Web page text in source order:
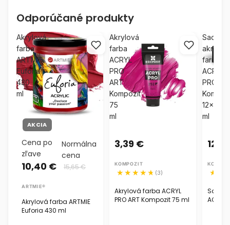
Odporúčané produkty
Akrylová
farba
ARTMIE
Euforia
430
ml
AKCIA
Akrylová farba ARTMIE
Euforia 430 ml
Cena po
zľave
10,40 €
Normálna
cena
15,65 €
ARTMIE®
Akrylová
farba
ACRYL
PRO
ART
Kompozit
75
ml
Akrylová farba ACRYL
PRO ART Kompozit 75 ml
3,39 €
KOMPOZIT
(3)
Sada
farieb
ACRYL
PRO
12x20
ml
Sada
ACRYL